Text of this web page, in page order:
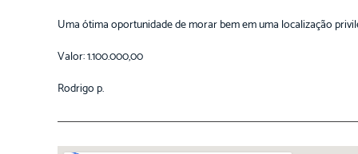
Uma ótima oportunidade de morar bem em uma localização
Valor: 1.100.000,00
Rodrigo p.